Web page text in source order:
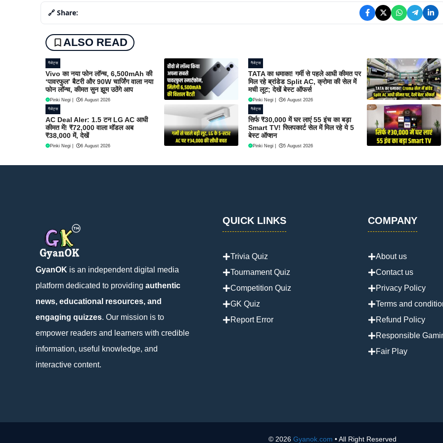
🔗 Share:
ALSO READ
गैजेट्स
Vivo का नया फोन लॉन्च, 6,500mAh की
‘पावरफुल’ बैटरी और 90W चार्जिंग वाला नया
फोन लॉन्च, कीमत सुन झूम उठेंगे आप
Pinki Negi 6 August 2026
गैजेट्स
TATA का धमाका! गर्मी से पहले आधी कीमत पर
मिल रहे ब्रांडेड Split AC, क्रोमा की सेल में
मची लूट; देखें बेस्ट ऑफर्स
Pinki Negi 6 August 2026
गैजेट्स
AC Deal Aler: 1.5 टन LG AC आधी
कीमत में! ₹72,000 वाला मॉडल अब
₹38,000 में, देखें
Pinki Negi 6 August 2026
गैजेट्स
सिर्फ ₹30,000 में घर लाएं 55 इंच का बड़ा
Smart TV! फ्लिपकार्ट सेल में मिल रहे ये 5
बेस्ट ऑप्शन
Pinki Negi 5 August 2026
GyanOK is an independent digital media
platform dedicated to providing authentic
news, educational resources, and
engaging quizzes. Our mission is to
empower readers and learners with credible
information, useful knowledge, and
interactive content.
QUICK LINKS
Trivia Quiz
Tournament Quiz
Competition Quiz
GK Quiz
Report Error
COMPANY
About us
Contact us
Privacy Policy
Terms and
Refund Policy
Responsible
Fair Play
© 2026 Gyanok.com • All Right Reserved